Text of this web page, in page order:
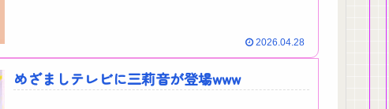
2026.04.28
めざましテレビに三莉音が登場www